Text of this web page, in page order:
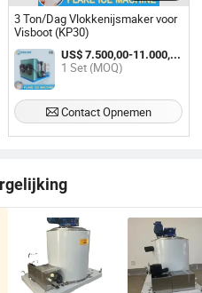
3 Ton/Dag Vlokkenijsmaker voor
Visboot (KP30)
US$ 7.500,00-11.000,00 / Set
1 Set (MOQ)
Contact Opnemen